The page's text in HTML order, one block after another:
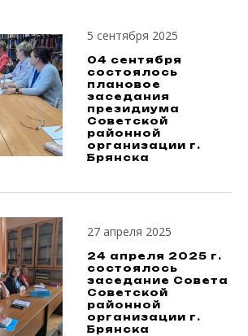
5 сентября 2025
04 сентября
состоялось
плановое
заседания
президиума
Советской
районной
организации г.
Брянска
27 апреля 2025
24 апреля 2025 г.
состоялось
заседание Совета
Советской
районной
организации г.
Брянска